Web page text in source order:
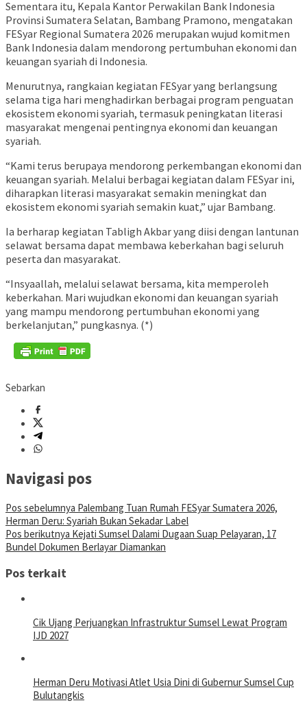
Sementara itu, Kepala Kantor Perwakilan Bank Indonesia
Provinsi Sumatera Selatan, Bambang Pramono, mengatakan
FESyar Regional Sumatera 2026 merupakan wujud komitmen
Bank Indonesia dalam mendorong pertumbuhan ekonomi dan
keuangan syariah di Indonesia.
Menurutnya, rangkaian kegiatan FESyar yang berlangsung
selama tiga hari menghadirkan berbagai program penguatan
ekosistem ekonomi syariah, termasuk peningkatan literasi
masyarakat mengenai pentingnya ekonomi dan keuangan
syariah.
“Kami terus berupaya mendorong perkembangan ekonomi dan
keuangan syariah. Melalui berbagai kegiatan dalam FESyar ini,
diharapkan literasi masyarakat semakin meningkat dan
ekosistem ekonomi syariah semakin kuat,” ujar Bambang.
Ia berharap kegiatan Tabligh Akbar yang diisi dengan lantunan
selawat bersama dapat membawa keberkahan bagi seluruh
peserta dan masyarakat.
“Insyaallah, melalui selawat bersama, kita memperoleh
keberkahan. Mari wujudkan ekonomi dan keuangan syariah
yang mampu mendorong pertumbuhan ekonomi yang
berkelanjutan,” pungkasnya. (*)
Sebarkan
Navigasi pos
Pos sebelumnya Palembang Tuan Rumah FESyar Sumatera 2026,
Herman Deru: Syariah Bukan Sekadar Label
Pos berikutnya Kejati Sumsel Dalami Dugaan Suap Pelayaran, 17
Bundel Dokumen Berlayar Diamankan
Pos terkait
Cik Ujang Perjuangkan Infrastruktur Sumsel Lewat Program
IJD 2027
Herman Deru Motivasi Atlet Usia Dini di Gubernur Sumsel Cup
Bulutangkis